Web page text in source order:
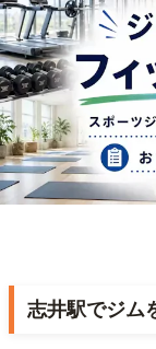
志井駅でジム